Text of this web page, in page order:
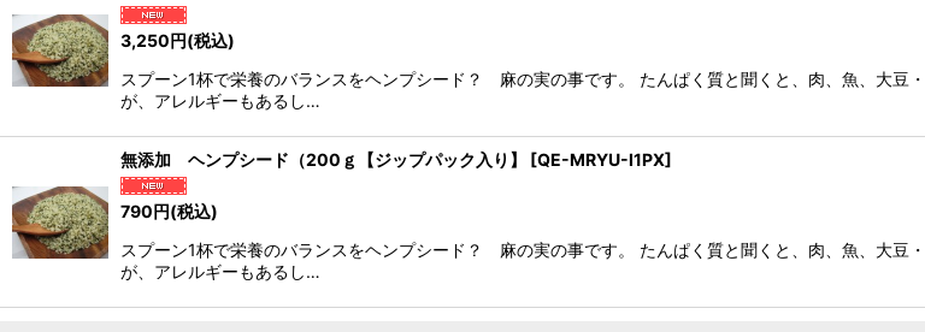
並び順:
絞り込む
3,250円(税込)
スプーン1杯で栄養のバランスをヘンプシード？ 麻の実の事です。 たんぱく質と聞くと、肉、魚、大豆
が、アレルギーもあるし…
無添加 ヘンプシード（200ｇ【ジップパック入り】 [QE-MRYU-I1PX]
790 円(税込)
スプーン1杯で栄養のバランスをヘンプシード？ 麻の実の事です。 たんぱく質と聞くと、肉、魚、大豆
が、アレルギーもあるし…